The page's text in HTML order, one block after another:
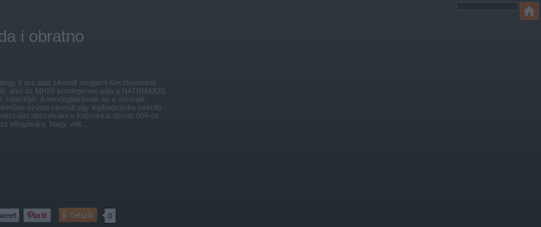
i obratno
9 óra alatt sikerült megjárni Kecskemétről
ahol az MH59 kontingense adja a NATINAMDS
rotációját. A vendéglátóknak és a sorsnak
ezúttal sikerült egy légifotózásba torkolló
abszolválni a fotósokkal tömött 604-ös
elfogására. Nagy volt…
Tetszik 0